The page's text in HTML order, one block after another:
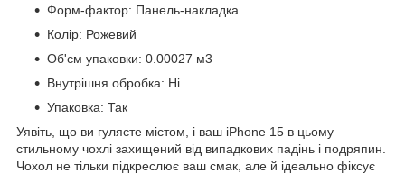
Форм-фактор: Панель-накладка
Колір: Рожевий
Об'єм упаковки: 0.00027 м3
Внутрішня обробка: Ні
Упаковка: Так
Уявіть, що ви гуляєте містом, і ваш iPhone 15 в цьому
стильному чохлі захищений від випадкових падінь і подряпин.
Чохол не тільки підкреслює ваш смак, але й ідеально фіксує